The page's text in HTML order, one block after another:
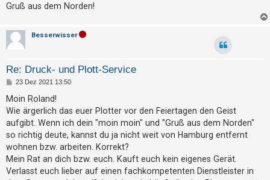
U
n
b
a
n
t
w
o
r
t
e
Gruß aus dem Norden!
Besserwisser
Re: Druck- und Plott-Service
B
i
r
a
g
23 Dez 2021 13:50
Moin Roland!
Wie ärgerlich das euer Plotter vor den Feiertagen den Geist
aufgibt. Wenn ich dein "moin moin" und "Gruß aus dem Norden"
so richtig deute, kannst du ja nicht weit von Hamburg entfernt
wohnen bzw. arbeiten. Korrekt?
Mein Rat an dich bzw. euch. Kauft euch kein eigenes Gerät.
Verlasst euch lieber auf einen fachkompetenten Dienstleister in